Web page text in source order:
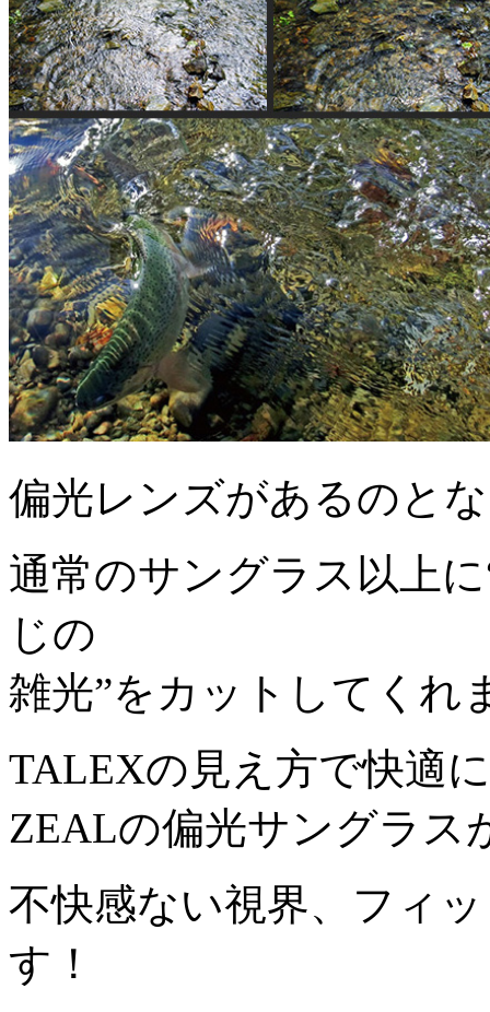
偏光レンズがあるのと
通常のサングラス以上
じの
雑光”をカットしてくれ
TALEXの見え方で快適
ZEALの偏光サングラス
不快感ない視界、フィ
す！